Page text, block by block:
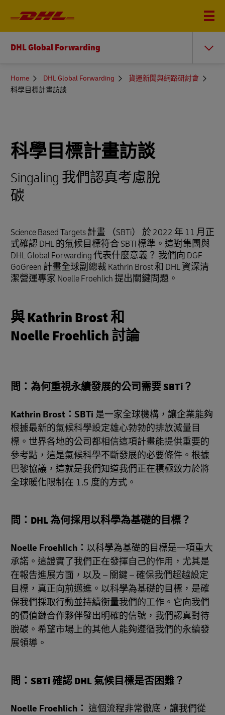
DHL Global Forwarding
You
here
Home DHL Global Forwarding
貨運新聞與網路研討會
科學目標計畫訪談
科學目標計畫訪談
Singaling 我們認真考慮脫
碳
Science Based Targets 計畫 （SBTi） 於 2022 年 11 月正
式確認 DHL 的氣候目標符合 SBTi 標準。這對集團與
DHL Global Forwarding 代表什麼意義？ 我們向 DGF
GoGreen 計畫全球副總裁 Kathrin Brost 和 DHL 資深清
潔營運專家 Noelle Froehlich 提出關鍵問題。
與 Kathrin Brost 和
Noelle Froehlich 討論
問：為何重視永續發展的公司需要 SBTi？
Kathrin Brost：SBTi 是一家全球機構，讓企業能夠
根據最新的氣候科學設定雄心勃勃的排放減量目
標。世界各地的公司都相信這項計畫能提供重要的
參考點，這是氣候科學不斷發展的必要條件。根據
巴黎協議，這就是我們知道我們正在積極致力於將
全球暖化限制在 1.5 度的方式。
問：DHL 為何採用以科學為基礎的目標？
Noelle Froehlich： 以科學為基礎的目標是一項重大
承諾。這證實了我們正在發揮自己的作用，尤其是
在報告進展方面，以及 – 關鍵 – 確保我們超越設定
目標，真正向前邁進。以科學為基礎的目標，是確
保我們採取行動並持續衡量我們的工作。它向我們
的價值鏈合作夥伴發出明確的信號，我們認真對待
脫碳。希望市場上的其他人能夠遵循我們的永續發
展領導。
問：SBTi 確認 DHL 氣候目標是否困難？
Noelle Froehlich： 這個流程非常徹底，讓我們從